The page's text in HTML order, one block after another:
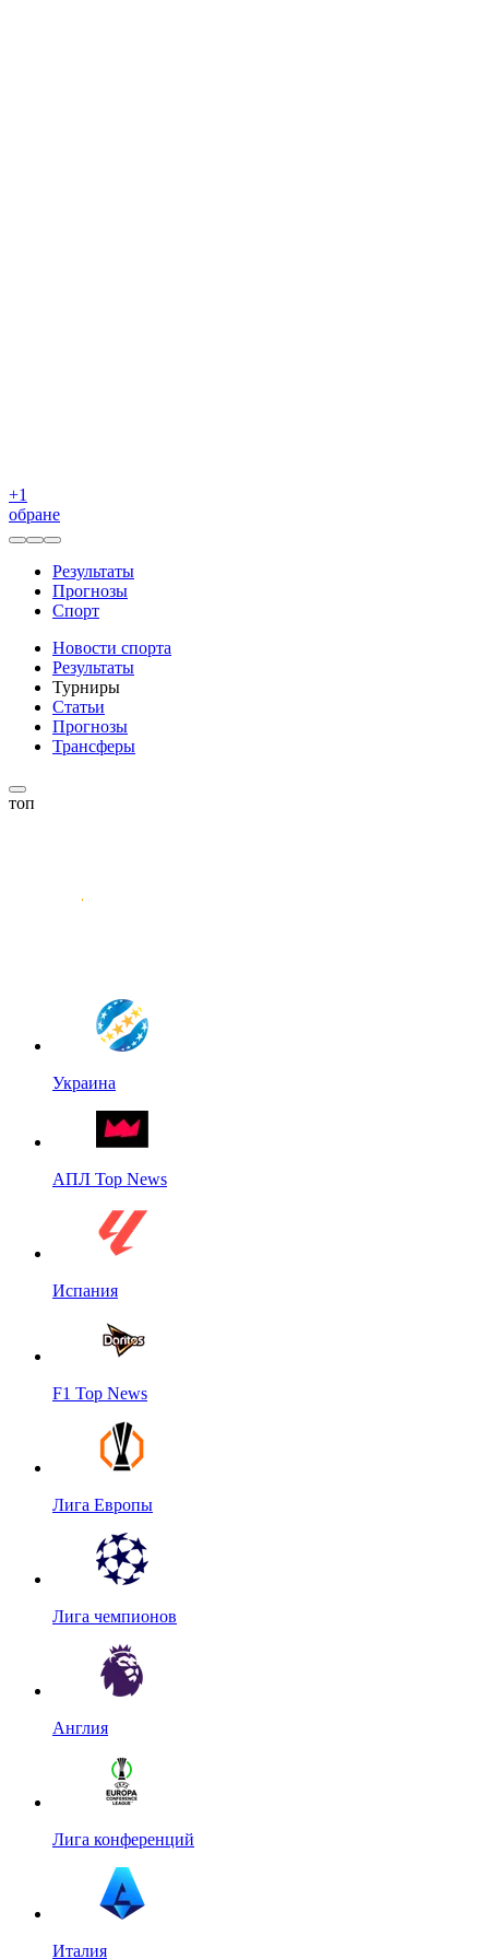
+1
обране
Результаты
Прогнозы
Спорт
Новости спорта
Результаты
Турниры
Статьи
Прогнозы
Трансферы
топ
Украина
АПЛ Top News
Испания
F1 Top News
Лига Европы
Лига чемпионов
Англия
Лига конференций
Италия